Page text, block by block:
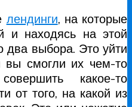
лендинги, на которые
и находясь на этой
два выбора. Это уйти
вы смогли их чем-то
какое-то
от того, на какой из